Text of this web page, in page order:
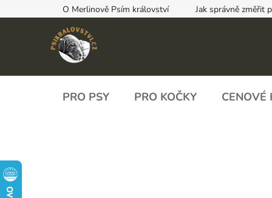
na
O Merlinově Psím království Jak správně změřit
PRO PSY PRO KOČKY CENOVÉ